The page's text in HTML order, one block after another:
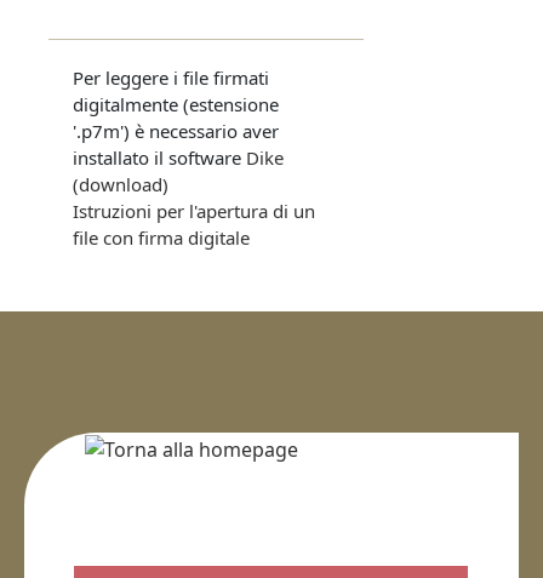
Per leggere i file firmati
digitalmente (estensione
'.p7m') è necessario aver
installato il software Dike
(download)
Istruzioni per l'apertura di un
file con firma digitale